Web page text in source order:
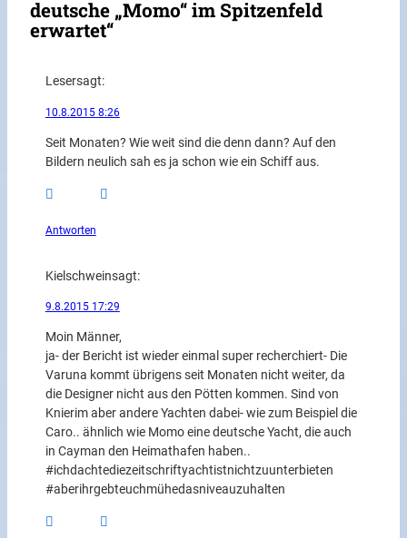
deutsche „Momo“ im Spitzenfeld
erwartet“
Lesersagt:
10.8.2015 8:26
Seit Monaten? Wie weit sind die denn dann? Auf den
Bildern neulich sah es ja schon wie ein Schiff aus.
Antworten
Kielschweinsagt:
9.8.2015 17:29
Moin Männer,
ja- der Bericht ist wieder einmal super recherchiert- Die
Varuna kommt übrigens seit Monaten nicht weiter, da
die Designer nicht aus den Pötten kommen. Sind von
Knierim aber andere Yachten dabei- wie zum Beispiel die
Caro.. ähnlich wie Momo eine deutsche Yacht, die auch
in Cayman den Heimathafen haben..
#ichdachtediezeitschriftyachtistnichtzuunterbieten
#aberihrgebteuchmühedasniveauzuhalten